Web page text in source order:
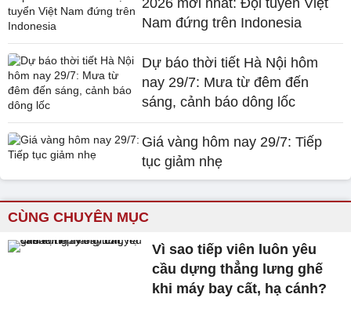
2026 mới nhất: Đội tuyển Việt
Nam đứng trên Indonesia
Dự báo thời tiết Hà Nội hôm
nay 29/7: Mưa từ đêm đến
sáng, cảnh báo dông lốc
Giá vàng hôm nay 29/7: Tiếp
tục giảm nhẹ
CÙNG CHUYÊN MỤC
Vì sao tiếp viên luôn yêu
cầu dựng thẳng lưng ghế
khi máy bay cất, hạ cánh?